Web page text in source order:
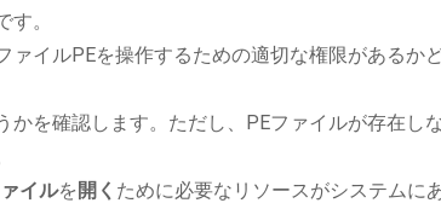
。
イルPEを操作するための適切な権限があるか
を確認します。ただし、PEファイルが存在し
イルを 開く ために必要なリソースがシステムに